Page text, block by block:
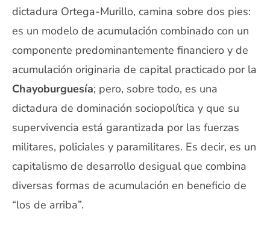
dictadura Ortega-Murillo, camina sobre dos pies:
es un modelo de acumulación combinado con un
componente predominantemente financiero y de
acumulación originaria de capital practicado por la
Chayoburguesía; pero, sobre todo, es una
dictadura de dominación sociopolítica y que su
supervivencia está garantizada por las fuerzas
militares, policiales y paramilitares. Es decir, es un
capitalismo de desarrollo desigual que combina
diversas formas de acumulación en beneficio de
“los de arriba”.